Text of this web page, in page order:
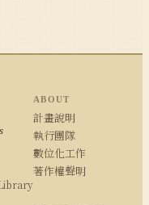
ABOUT
計畫說明
執行團隊
數位化工作
著作權聲明